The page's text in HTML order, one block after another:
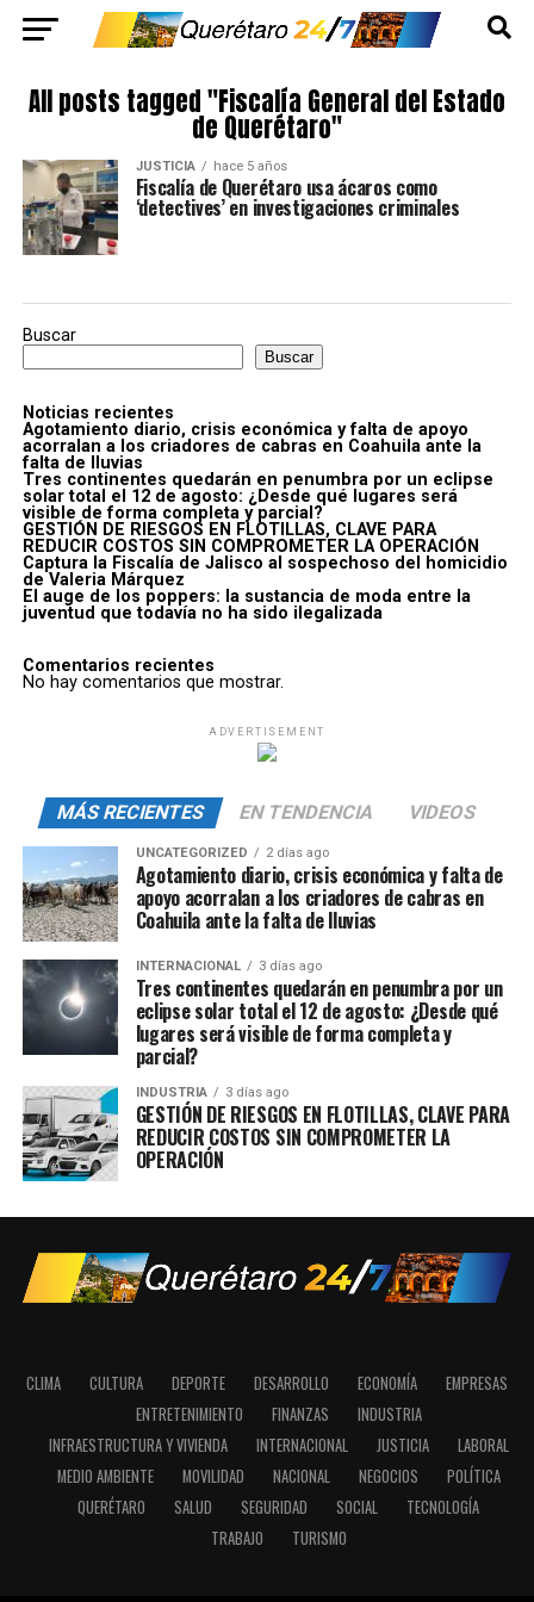
All posts tagged "Fiscalía General del Estado
de Querétaro"
JUSTICIA hace 5 años
Fiscalía de Querétaro usa ácaros como
‘detectives’ en investigaciones criminales
Buscar
Buscar
Noticias recientes
Agotamiento diario, crisis económica y falta de apoyo
acorralan a los criadores de cabras en Coahuila ante la
falta de lluvias
Tres continentes quedarán en penumbra por un eclipse
solar total el 12 de agosto: ¿Desde qué lugares será
visible de forma completa y parcial?
GESTIÓN DE RIESGOS EN FLOTILLAS, CLAVE PARA
REDUCIR COSTOS SIN COMPROMETER LA OPERACIÓN
Captura la Fiscalía de Jalisco al sospechoso del homicidio
de Valeria Márquez
El auge de los poppers: la sustancia de moda entre la
juventud que todavía no ha sido ilegalizada
Comentarios recientes
No hay comentarios que mostrar.
ADVERTISEMENT
MÁS RECIENTES EN TENDENCIA VIDEOS
UNCATEGORIZED 2 días ago
Agotamiento diario, crisis económica y falta de
apoyo acorralan a los criadores de cabras en
Coahuila ante la falta de lluvias
INTERNACIONAL 3 días ago
Tres continentes quedarán en penumbra por un
eclipse solar total el 12 de agosto: ¿Desde qué
lugares será visible de forma completa y
parcial?
INDUSTRIA 3 días ago
GESTIÓN DE RIESGOS EN FLOTILLAS, CLAVE PARA
REDUCIR COSTOS SIN COMPROMETER LA
OPERACIÓN
CLIMA CULTURA DEPORTE DESARROLLO ECONOMÍA
EMPRESAS
ENTRETENIMIENTO
FINANZAS
INDUSTRIA
INFRAESTRUCTURA Y VIVIENDA
INTERNACIONAL JUSTICIA
LABORAL
MEDIO AMBIENTE
MOVILIDAD NACIONAL NEGOCIOS
POLÍTICA
QUERÉTARO
SALUD SEGURIDAD SOCIAL
TECNOLOGÍA
TRABAJO
TURISMO